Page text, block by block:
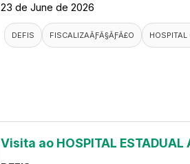
23 de June de 2026
DEFIS FISCALIZAÃƑÂ§ÃƑÂ£O HOSPITAL
Visita ao HOSPITAL ESTADUAL